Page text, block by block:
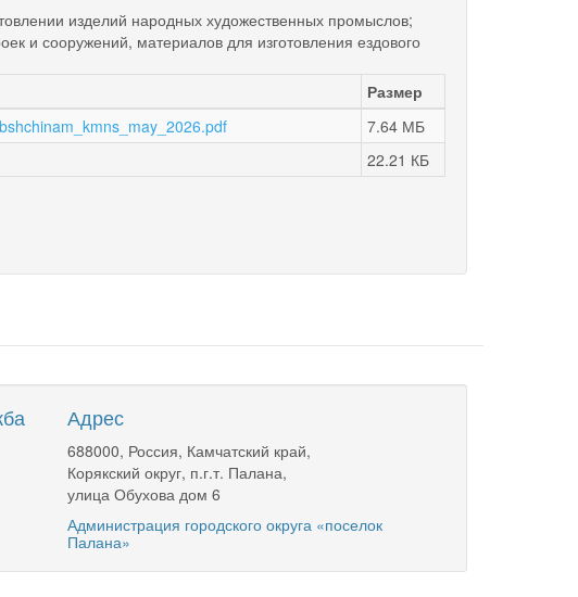
изделий народных художественных промыслов;
и сооружений, материалов для изготовления ездового
Размер
7.64 МБ
22.21 КБ
Адрес
688000, Россия, Камчатский край,
Корякский округ, п.г.т. Палана,
улица Обухова дом 6
Администрация городского округа «поселок
Палана»